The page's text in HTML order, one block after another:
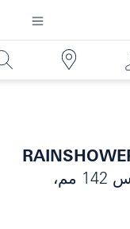
طقم الدش الرأسي السقفي مقاس 142 مم،